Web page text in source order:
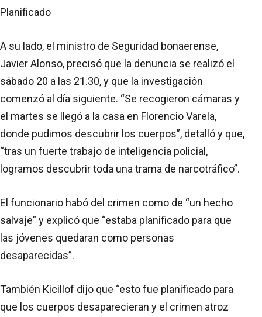
Planificado
A su lado, el ministro de Seguridad bonaerense,
Javier Alonso, precisó que la denuncia se realizó el
sábado 20 a las 21.30, y que la investigación
comenzó al día siguiente. “Se recogieron cámaras y
el martes se llegó a la casa en Florencio Varela,
donde pudimos descubrir los cuerpos”, detalló y que,
“tras un fuerte trabajo de inteligencia policial,
logramos descubrir toda una trama de narcotráfico”.
El funcionario habó del crimen como de “un hecho
salvaje” y explicó que “estaba planificado para que
las jóvenes quedaran como personas
desaparecidas”.
También Kicillof dijo que “esto fue planificado para
que los cuerpos desaparecieran y el crimen atroz